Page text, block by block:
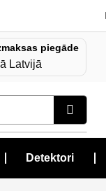
piegāde
Latvijā
Detektori